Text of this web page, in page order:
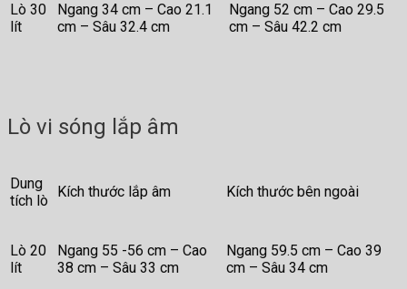
Lò 30
lít
Ngang 34 cm – Cao 21.1
cm – Sâu 32.4 cm
Ngang 52 cm – Cao 29.5
cm – Sâu 42.2 cm
Lò vi sóng lắp âm
Dung
tích lò
Kích thước lắp âm Kích thước bên ngoài
Lò 20
lít
Ngang 55 -56 cm – Cao
38 cm – Sâu 33 cm
Ngang 59.5 cm – Cao 39
cm – Sâu 34 cm